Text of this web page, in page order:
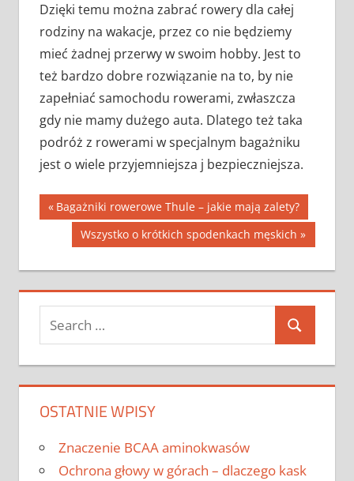
Dzięki temu można zabrać rowery dla całej
rodziny na wakacje, przez co nie będziemy
mieć żadnej przerwy w swoim hobby. Jest to
też bardzo dobre rozwiązanie na to, by nie
zapełniać samochodu rowerami, zwłaszcza
gdy nie mamy dużego auta. Dlatego też taka
podróż z rowerami w specjalnym bagażniku
jest o wiele przyjemniejsza j bezpieczniejsza.
Nawigacja
wpisu
Previous
Post:
Bagażniki rowerowe Thule – jakie mają zalety?
Next
Wszystko o krótkich spodenkach męskich
Search
for:
Search
OSTATNIE WPISY
Znaczenie BCAA aminokwasów
Ochrona głowy w górach – dlaczego kask